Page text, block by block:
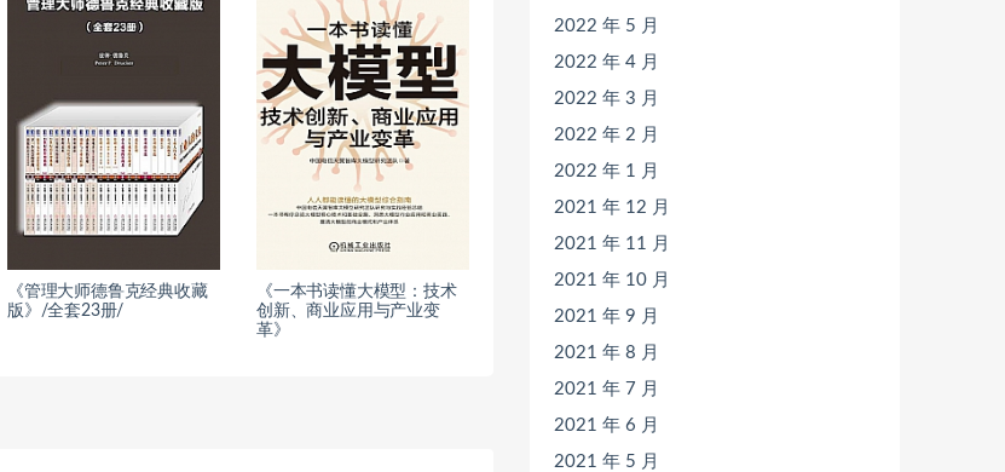
《管理大师德鲁克经典收藏
版》/全套23册/
《一本书读懂大模型：技术
创新、商业应用与产业变
革》
2022 年 5 月
2022 年 4 月
2022 年 3 月
2022 年 2 月
2022 年 1 月
2021 年 12 月
2021 年 11 月
2021 年 10 月
2021 年 9 月
2021 年 8 月
2021 年 7 月
2021 年 6 月
2021 年 5 月